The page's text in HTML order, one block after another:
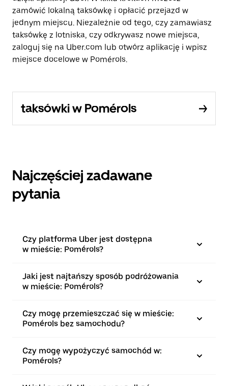
zamówić lokalną taksówkę i opłacić przejazd w
jednym miejscu. Niezależnie od tego, czy zamawiasz
taksówkę z lotniska, czy odkrywasz nowe miejsca,
zaloguj się na Uber.com lub otwórz aplikację i wpisz
miejsce docelowe w Pomérols.
taksówki w Pomérols
Najczęściej zadawane
pytania
Czy platforma Uber jest dostępna
w mieście: Pomérols?
Jaki jest najtańszy sposób podróżowania
w mieście: Pomérols?
Czy mogę przemieszczać się w mieście:
Pomérols bez samochodu?
Czy mogę wypożyczyć samochód w:
Pomérols?